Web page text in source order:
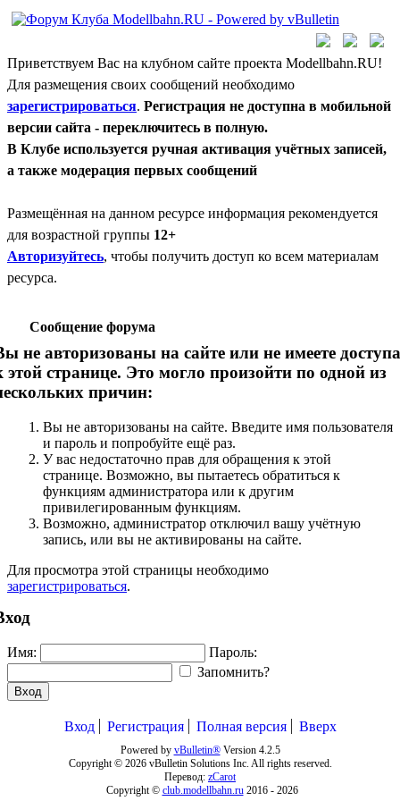
Приветствуем Вас на клубном сайте проекта Modellbahn.RU!
Для размещения своих сообщений необходимо
зарегистрироваться. Регистрация не доступна в мобильной
версии сайта - переключитесь в полную.
В Клубе используется ручная активация учётных записей,
а также модерация первых сообщений
Размещённая на данном ресурсе информация рекомендуется
для возрастной группы 12+
Авторизуйтесь, чтобы получить доступ ко всем материалам
ресурса.
Сообщение форума
не авторизованы на сайте или не имеете доступа
этой странице. Это могло произойти по одной из
причин:
Вы не авторизованы на сайте. Введите имя пользователя
и пароль и попробуйте ещё раз.
У вас недостаточно прав для обращения к этой
странице. Возможно, вы пытаетесь обратиться к
функциям администратора или к другим
привилегированным функциям.
Возможно, администратор отключил вашу учётную
запись, или вы не активированы на сайте.
Для просмотра этой страницы необходимо
зарегистрироваться.
Имя:
Пароль:
Запомнить?
Вход
Вход Регистрация Полная версия Вверх
Powered by vBulletin®Version 4.2.5
Copyright © 2026 vBulletin Solutions Inc. All rights reserved.
Перевод: zCarot
Copyright © club.modellbahn.ru2016 - 2026